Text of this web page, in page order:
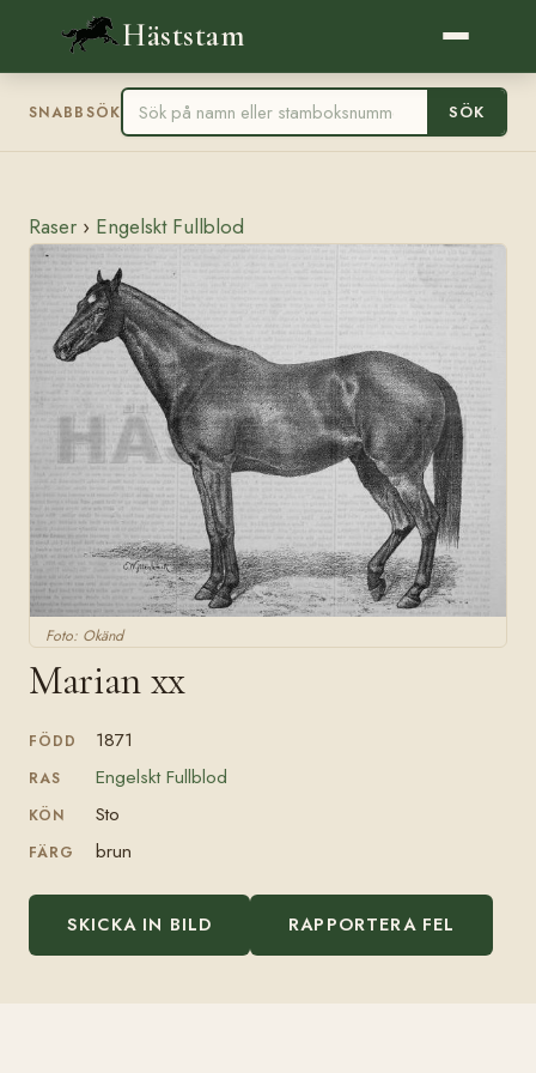
Häststam
SNABBSÖK SÖK
Raser › Engelskt Fullblod
Foto: Okänd
Marian xx
FÖDD 1871
RAS Engelskt Fullblod
KÖN Sto
FÄRG brun
SKICKA IN BILD RAPPORTERA FEL